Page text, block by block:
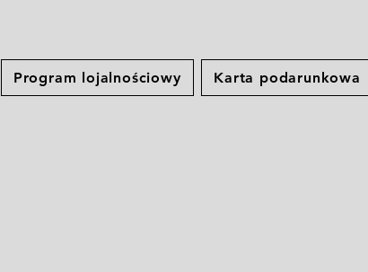
Program lojalnościowy Karta podarunkowa